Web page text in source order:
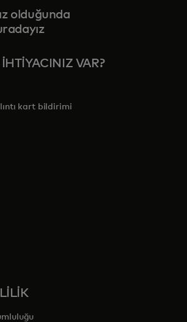
olduğunda
VAR?
kart bildirimi